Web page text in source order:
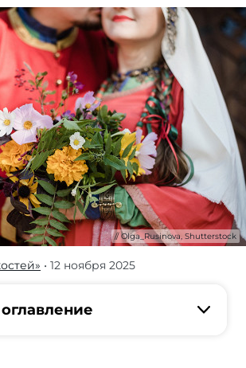
Olga_Rusinova, Shutterstock
• 12 ноября 2025